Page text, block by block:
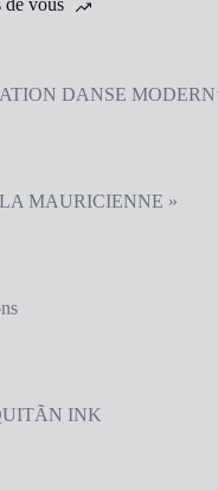
DANSE
MAURICIENNE »
INK